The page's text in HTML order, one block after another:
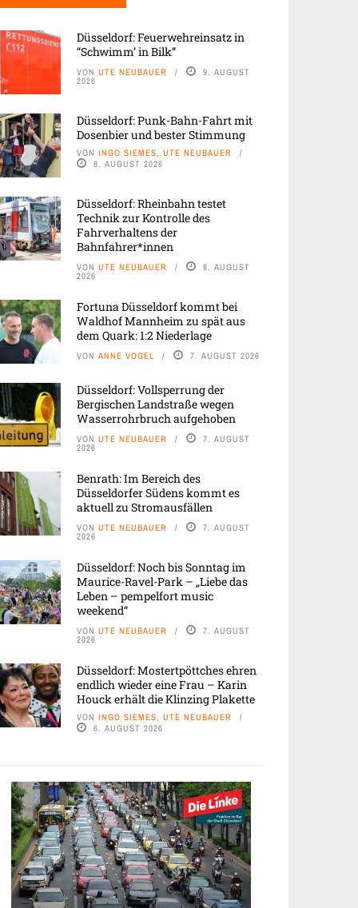
Düsseldorf: Feuerwehreinsatz in
“Schwimm’ in Bilk”
VON UTE NEUBAUER 9. AUGUST
2026
Düsseldorf: Punk-Bahn-Fahrt mit
Dosenbier und bester Stimmung
VON INGO SIEMES, UTE NEUBAUER
8. AUGUST 2026
Düsseldorf: Rheinbahn testet
Technik zur Kontrolle des
Fahrverhaltens der
Bahnfahrer*innen
VON UTE NEUBAUER 8. AUGUST
2026
Fortuna Düsseldorf kommt bei
Waldhof Mannheim zu spät aus
dem Quark: 1:2 Niederlage
VON ANNE VOGEL 7. AUGUST 2026
Düsseldorf: Vollsperrung der
Bergischen Landstraße wegen
Wasserrohrbruch aufgehoben
VON UTE NEUBAUER 7. AUGUST
2026
Benrath: Im Bereich des
Düsseldorfer Südens kommt es
aktuell zu Stromausfällen
VON UTE NEUBAUER 7. AUGUST
2026
Düsseldorf: Noch bis Sonntag im
Maurice-Ravel-Park – „Liebe das
Leben – pempelfort music
weekend“
VON UTE NEUBAUER 7. AUGUST
2026
Düsseldorf: Mostertpöttches ehren
endlich wieder eine Frau – Karin
Houck erhält die Klinzing Plakette
VON INGO SIEMES, UTE NEUBAUER
6. AUGUST 2026